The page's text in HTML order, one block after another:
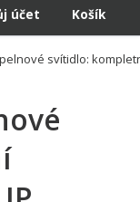
účet Košík
svítidlo: